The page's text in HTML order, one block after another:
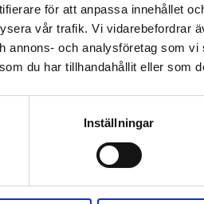
för att anpassa innehållet
vår trafik. Vi vidarebefordrar
annons- och analysföretag som
du har tillhandahållit eller som
Inställningar
är okej idag utan eventuellt
F
a